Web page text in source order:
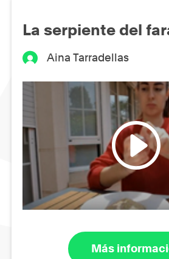
La serpiente del
Aina Tarradellas
Más